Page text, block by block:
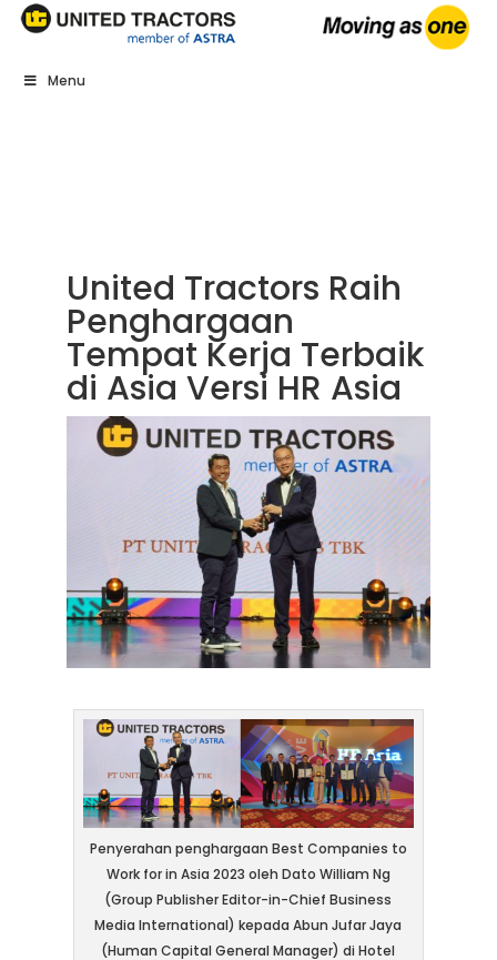
Menu
United Tractors Raih
Penghargaan
Tempat Kerja Terbaik
di Asia Versi HR Asia
Penyerahan penghargaan Best Companies to
Work for in Asia 2023 oleh Dato William Ng
(Group Publisher Editor-in-Chief Business
Media International) kepada Abun Jufar Jaya
(Human Capital General Manager) di Hotel